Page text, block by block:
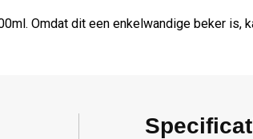
Omdat dit een enkelwandige beker is,